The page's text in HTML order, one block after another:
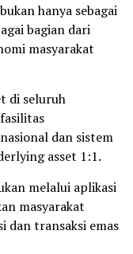
hanya sebagai
bagian dari
masyarakat
di seluruh
dan sistem
asset 1:1.
melalui aplikasi
masyarakat
dan transaksi emas